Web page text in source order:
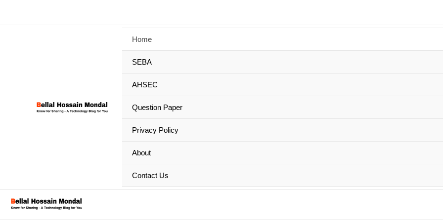
Home
SEBA
AHSEC
Question Paper
Privacy Policy
About
Contact Us